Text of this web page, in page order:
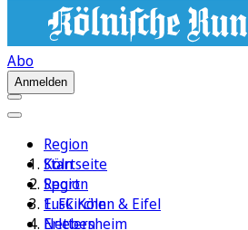
Abo
Anmelden
Region
Köln
Sport
1. FC Köln
Erleben
Startseite
Region
Euskirchen & Eifel
Nettersheim